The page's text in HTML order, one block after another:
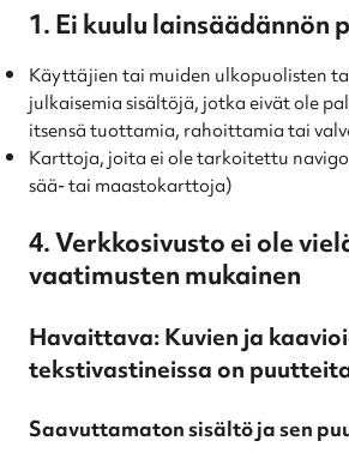
1. Ei kuulu lainsäädännön
Käyttäjien tai muiden ulkopuolisten
julkaisemia sisältöjä, jotka eivät ole
itsensä tuottamia, rahoittamia tai
Karttoja, joita ei ole tarkoitettu
sää- tai maastokarttoja)
4. Verkkosivusto ei ole
vaatimusten mukainen
Havaittava: Kuvien ja
tekstivastineissa on
Saavuttamaton sisältö ja sen